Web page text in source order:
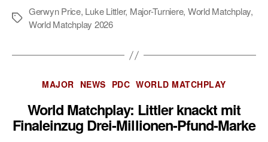
Schlagwörter
Gerwyn Price, Luke Littler, Major-Turniere, World Matchplay,
World Matchplay 2026
Kategorien
MAJOR NEWS PDC WORLD MATCHPLAY
World Matchplay: Littler knackt mit
Finaleinzug Drei-Millionen-Pfund-Marke